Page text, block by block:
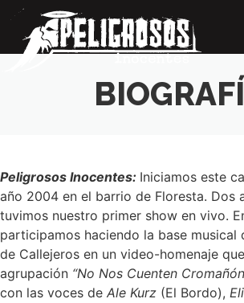
Peligrosos Inocentes: Iniciamos este
año 2004 en el barrio de Floresta. Dos
tuvimos nuestro primer show en vivo.
participamos haciendo la base musical
de Callejeros en un video-homenaje
agrupación “No Nos Cuenten
con las voces de Ale Kurz (El Bordo),